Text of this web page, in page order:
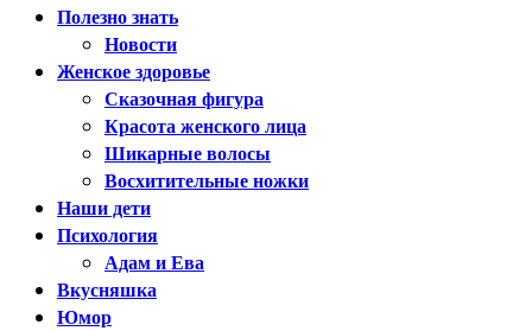
Полезно знать
Новости
Женское здоровье
Сказочная фигура
Красота женского лица
Шикарные волосы
Восхитительные ножки
Наши дети
Психология
Адам и Ева
Вкусняшка
Юмор